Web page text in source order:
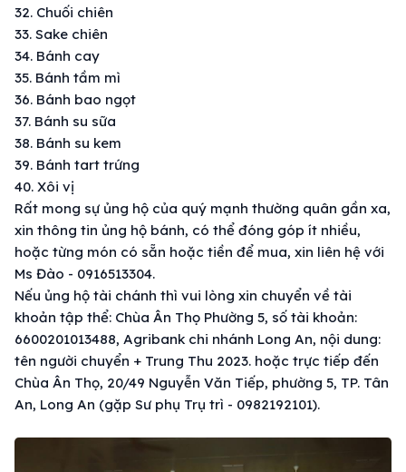
32. Chuối chiên
33. Sake chiên
34. Bánh cay
35. Bánh tầm mì
36. Bánh bao ngọt
37. Bánh su sữa
38. Bánh su kem
39. Bánh tart trứng
40. Xôi vị
Rất mong sự ủng hộ của quý mạnh thường quân gần xa,
xin thông tin ủng hộ bánh, có thể đóng góp ít nhiều,
hoặc từng món có sẵn hoặc tiền để mua, xin liên hệ với
Ms Đào - 0916513304.
Nếu ủng hộ tài chánh thì vui lòng xin chuyển về tài
khoản tập thể: Chùa Ân Thọ Phường 5, số tài khoản:
6600201013488, Agribank chi nhánh Long An, nội dung:
tên người chuyển + Trung Thu 2023. hoặc trực tiếp đến
Chùa Ân Thọ, 20/49 Nguyễn Văn Tiếp, phường 5, TP. Tân
An, Long An (gặp Sư phụ Trụ trì - 0982192101).